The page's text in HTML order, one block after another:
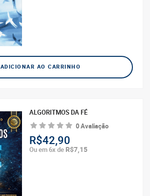
ADICIONAR AO CARRINHO
ALGORITMOS DA FÉ
0 Avaliação
R$42,90
Ou em 6x de R$7,15